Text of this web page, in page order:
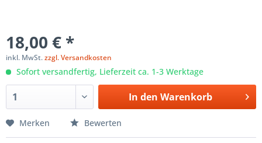
18,00 € *
inkl. MwSt.zzgl. Versandkosten
Sofort versandfertig, Lieferzeit ca. 1-3 Werktage
In den Warenkorb
Merken Bewerten